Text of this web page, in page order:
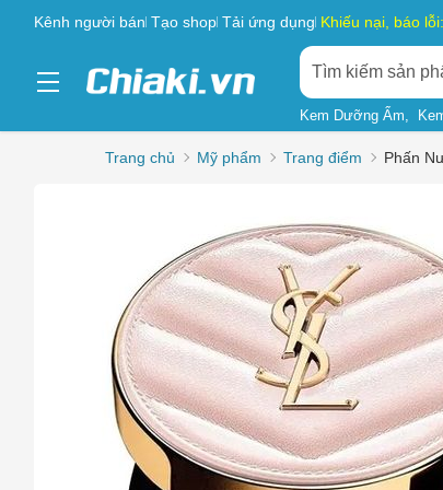
Kênh người bán Tạo shop Tải ứng dụng Khiếu nại, báo
Kem Dưỡng Ẩm
Trang chủ Mỹ phẩm Trang điểm Phấn